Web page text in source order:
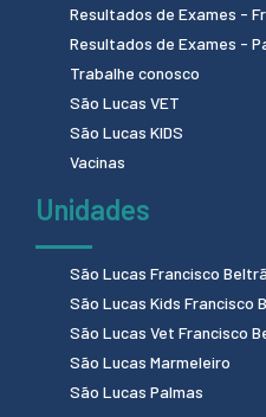
Resultados de Exames -
Resultados de Exames -
Trabalhe conosco
São Lucas VET
São Lucas KIDS
Vacinas
Unidades
São Lucas Francisco
São Lucas Kids Francisco
São Lucas Vet Francisco
São Lucas Marmeleiro
São Lucas Palmas